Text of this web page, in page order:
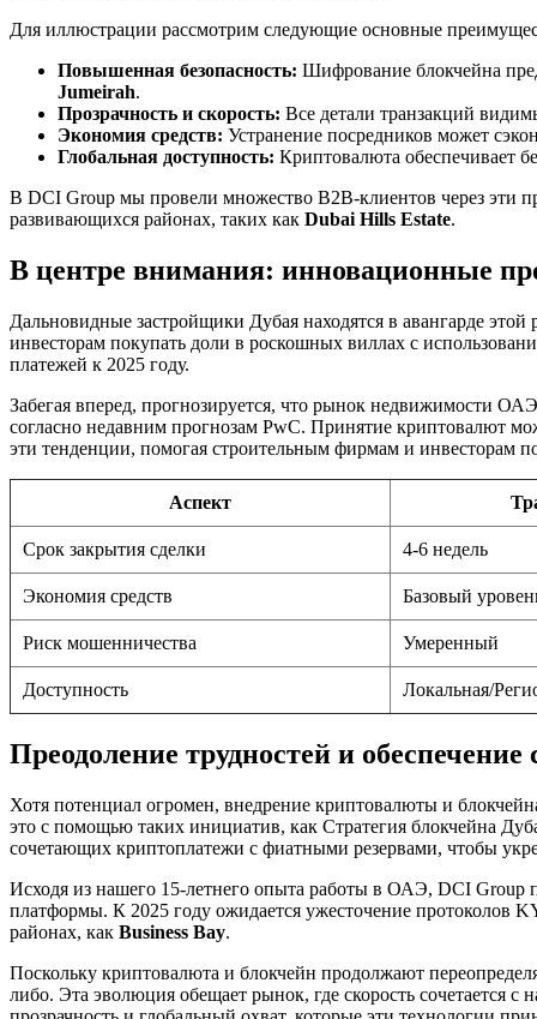
Для иллюстрации рассмотрим следующие основные
Повышенная безопасность: Шифрование блокчейна
Jumeirah.
Прозрачность и скорость: Все детали транзакций
Экономия средств: Устранение посредников может
Глобальная доступность: Криптовалюта обеспечивает
В DCI Group мы провели множество B2B-клиентов через эти
развивающихся районах, таких как Dubai Hills Estate.
В центре внимания: инновационные
Дальновидные застройщики Дубая находятся в авангарде
инвесторам покупать доли в роскошных виллах с
платежей к 2025 году.
Забегая вперед, прогнозируется, что рынок недвижимости
согласно недавним прогнозам PwC. Принятие криптовалют
эти тенденции, помогая строительным фирмам и инвесторам
Аспект
Срок закрытия сделки 4-6 недель
Экономия средств Базовый
Риск мошенничества Умеренный
Доступность Локальная/
Преодоление трудностей и обеспечение
Хотя потенциал огромен, внедрение криптовалюты и
это с помощью таких инициатив, как Стратегия блокчейна
сочетающих криптоплатежи с фиатными резервами, чтобы
Исходя из нашего 15-летнего опыта работы в ОАЭ, DCI Group
платформы. К 2025 году ожидается ужесточение протоколов
районах, как Business Bay.
Поскольку криптовалюта и блокчейн продолжают
либо. Эта эволюция обещает рынок, где скорость сочетается